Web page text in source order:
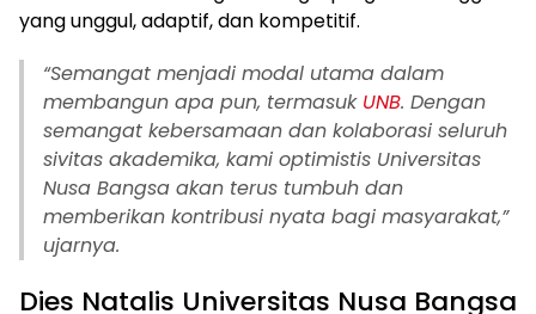
yang unggul, adaptif, dan kompetitif.
“Semangat menjadi modal utama dalam
membangun apa pun, termasuk UNB. Dengan
semangat kebersamaan dan kolaborasi seluruh
sivitas akademika, kami optimistis Universitas
Nusa Bangsa akan terus tumbuh dan
memberikan kontribusi nyata bagi masyarakat,”
ujarnya.
Dies Natalis Universitas Nusa Bangsa